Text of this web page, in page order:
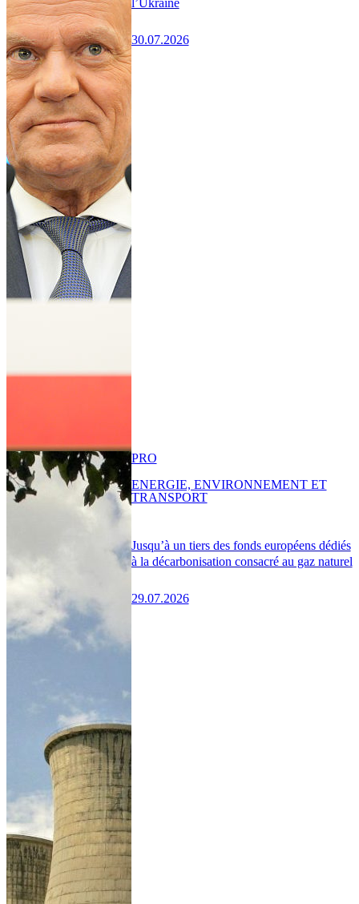
l’Ukraine
30.07.2026
Jusqu’à un tiers des fonds européens dédiés
à la décarbonisation consacré au gaz naturel
29.07.2026
PRO
ENERGIE, ENVIRONNEMENT ET
TRANSPORT